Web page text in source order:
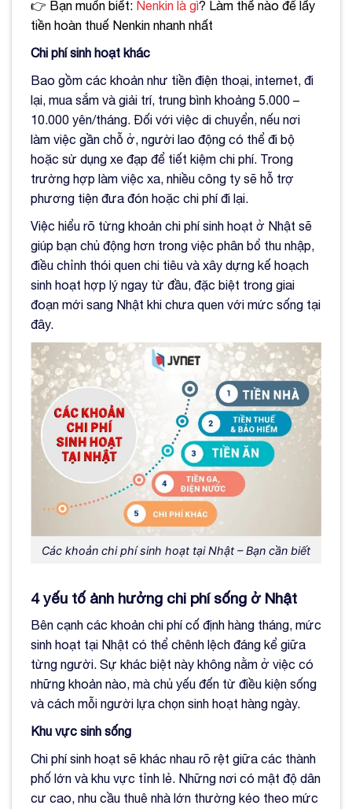
👉 Bạn muốn biết: Nenkin là gì? Làm thế nào để lấy
tiền hoàn thuế Nenkin nhanh nhất
Chi phí sinh hoạt khác
Bao gồm các khoản như tiền điện thoại, internet, đi
lại, mua sắm và giải trí, trung bình khoảng 5.000 –
10.000 yên/tháng. Đối với việc di chuyển, nếu nơi
làm việc gần chỗ ở, người lao động có thể đi bộ
hoặc sử dụng xe đạp để tiết kiệm chi phí. Trong
trường hợp làm việc xa, nhiều công ty sẽ hỗ trợ
phương tiện đưa đón hoặc chi phí đi lại.
Việc hiểu rõ từng khoản chi phí sinh hoạt ở Nhật sẽ
giúp bạn chủ động hơn trong việc phân bổ thu nhập,
điều chỉnh thói quen chi tiêu và xây dựng kế hoạch
sinh hoạt hợp lý ngay từ đầu, đặc biệt trong giai
đoạn mới sang Nhật khi chưa quen với mức sống tại
đây.
Các khoản chi phí sinh hoạt tại Nhật – Bạn cần biết
4 yếu tố ảnh hưởng chi phí sống ở Nhật
Bên cạnh các khoản chi phí cố định hàng tháng, mức
sinh hoạt tại Nhật có thể chênh lệch đáng kể giữa
từng người. Sự khác biệt này không nằm ở việc có
những khoản nào, mà chủ yếu đến từ điều kiện sống
và cách mỗi người lựa chọn sinh hoạt hàng ngày.
Khu vực sinh sống
Chi phí sinh hoạt sẽ khác nhau rõ rệt giữa các thành
phố lớn và khu vực tỉnh lẻ. Những nơi có mật độ dân
cư cao, nhu cầu thuê nhà lớn thường kéo theo mức